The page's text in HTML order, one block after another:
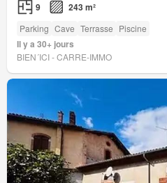
9 243 m²
Parking Cave Terrasse Piscine
Il y a 30+ jours
BIEN´ICI - CARRE-IMMO